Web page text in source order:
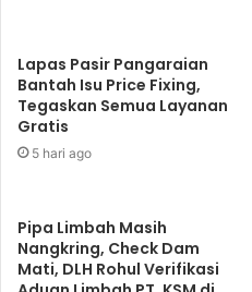
Lapas Pasir Pangaraian
Bantah Isu Price Fixing,
Tegaskan Semua Layanan
Gratis
5 hari ago
Pipa Limbah Masih
Nangkring, Check Dam
Mati, DLH Rohul Verifikasi